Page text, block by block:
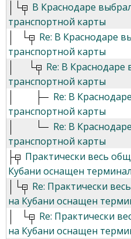
В Краснодаре
транспортной карты
Re: В Краснодаре
транспортной карты
Re: В
транспортной карты
Re: В
транспортной карты
Re: В
транспортной карты
Практически весь
Кубани оснащен
Re: Практически
на Кубани оснащен
Re: Практически
на Кубани оснащен